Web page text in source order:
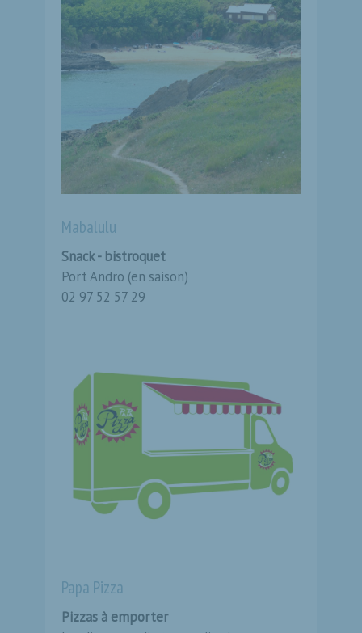
Mabalulu
Snack - bistroquet
Port Andro (en saison)
02 97 52 57 29
Papa Pizza
Pizzas à emporter